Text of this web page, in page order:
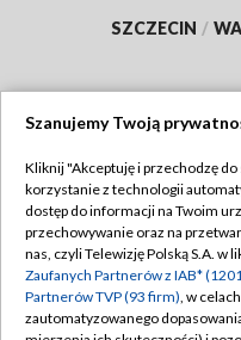
SZCZECIN /
Abonament TVP
Emisja w TVP
Centrum informacji TVP
Szanujemy Twoją
Kliknij "Akceptuję i przechodzę
korzystanie z technologii
dostęp do informacji na Twoim
przechowywanie oraz na
nas, czyli Telewizję Polską S.A. w
Zaufanych Partnerów z IAB*
Partnerów TVP (93 firm), w
zautomatyzowanego